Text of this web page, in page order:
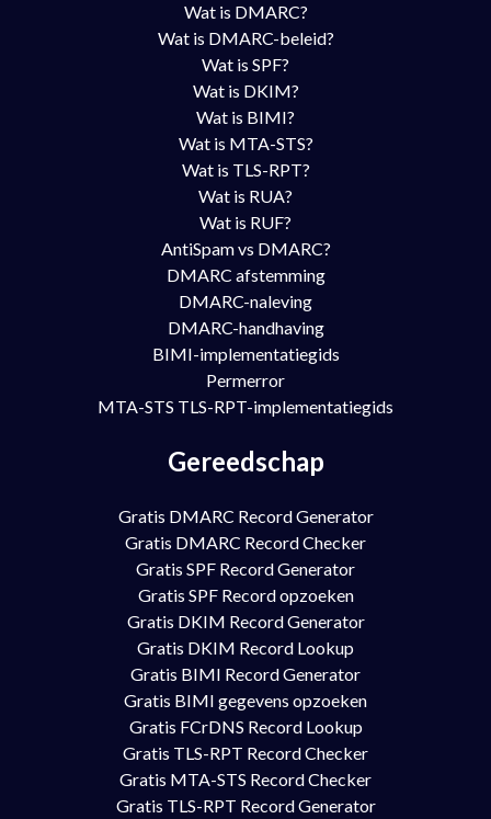
Wat is DMARC?
Wat is DMARC-beleid?
Wat is SPF?
Wat is DKIM?
Wat is BIMI?
Wat is MTA-STS?
Wat is TLS-RPT?
Wat is RUA?
Wat is RUF?
AntiSpam vs DMARC?
DMARC afstemming
DMARC-naleving
DMARC-handhaving
BIMI-implementatiegids
Permerror
MTA-STS TLS-RPT-implementatiegids
Gereedschap
Gratis DMARC Record Generator
Gratis DMARC Record Checker
Gratis SPF Record Generator
Gratis SPF Record opzoeken
Gratis DKIM Record Generator
Gratis DKIM Record Lookup
Gratis BIMI Record Generator
Gratis BIMI gegevens opzoeken
Gratis FCrDNS Record Lookup
Gratis TLS-RPT Record Checker
Gratis MTA-STS Record Checker
Gratis TLS-RPT Record Generator